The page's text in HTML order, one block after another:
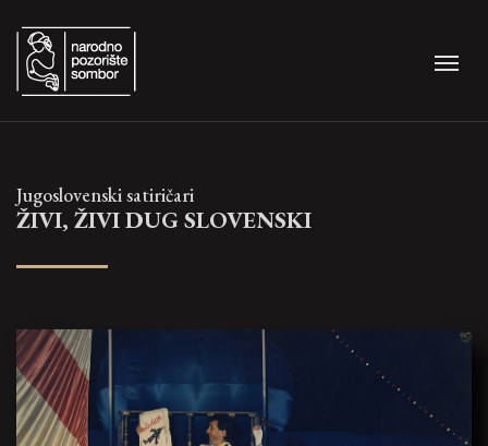
Jugoslovenski satiričari
ŽIVI, ŽIVI DUG SLOVENSKI